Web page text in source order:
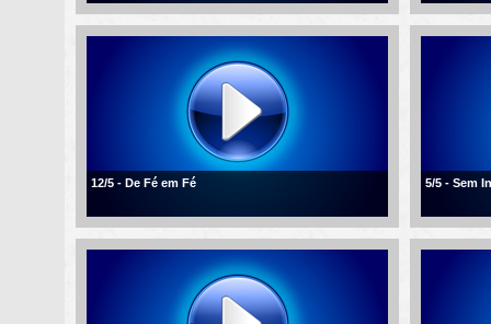
12/5 - De Fé em Fé 5/5 - Sem